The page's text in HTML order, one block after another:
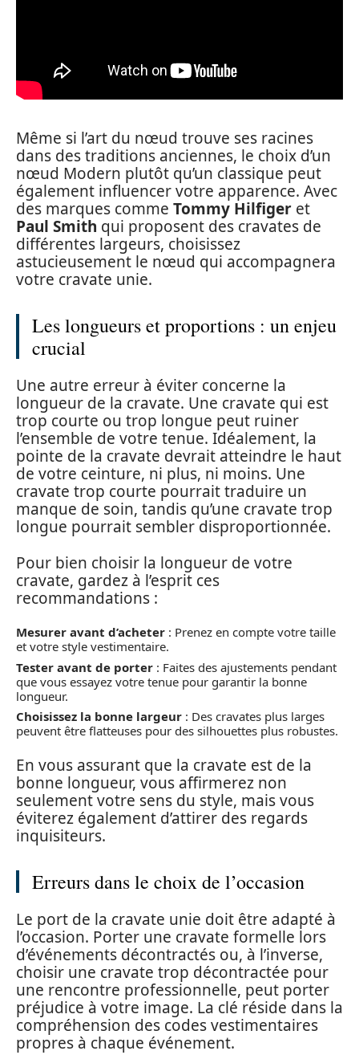
Même si l’art du nœud trouve ses racines
dans des traditions anciennes, le choix d’un
nœud Modern plutôt qu’un classique peut
également influencer votre apparence. Avec
des marques comme Tommy Hilfiger et
Paul Smith qui proposent des cravates de
différentes largeurs, choisissez
astucieusement le nœud qui accompagnera
votre cravate unie.
Les longueurs et proportions : un enjeu
crucial
Une autre erreur à éviter concerne la
longueur de la cravate. Une cravate qui est
trop courte ou trop longue peut ruiner
l’ensemble de votre tenue. Idéalement, la
pointe de la cravate devrait atteindre le haut
de votre ceinture, ni plus, ni moins. Une
cravate trop courte pourrait traduire un
manque de soin, tandis qu’une cravate trop
longue pourrait sembler disproportionnée.
Pour bien choisir la longueur de votre
cravate, gardez à l’esprit ces
recommandations :
Mesurer avant d’acheter : Prenez en compte votre taille
et votre style vestimentaire.
Tester avant de porter : Faites des ajustements pendant
que vous essayez votre tenue pour garantir la bonne
longueur.
Choisissez la bonne largeur : Des cravates plus larges
peuvent être flatteuses pour des silhouettes plus robustes.
En vous assurant que la cravate est de la
bonne longueur, vous affirmerez non
seulement votre sens du style, mais vous
éviterez également d’attirer des regards
inquisiteurs.
Erreurs dans le choix de l’occasion
Le port de la cravate unie doit être adapté à
l’occasion. Porter une cravate formelle lors
d’événements décontractés ou, à l’inverse,
choisir une cravate trop décontractée pour
une rencontre professionnelle, peut porter
préjudice à votre image. La clé réside dans la
compréhension des codes vestimentaires
propres à chaque événement.